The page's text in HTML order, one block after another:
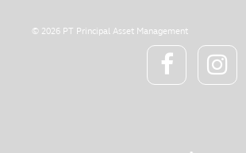
© 2026 PT Principal Asset Management